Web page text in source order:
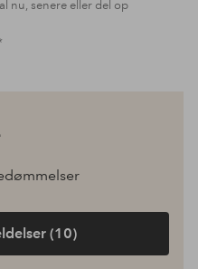
nu, senere eller del op
(10)